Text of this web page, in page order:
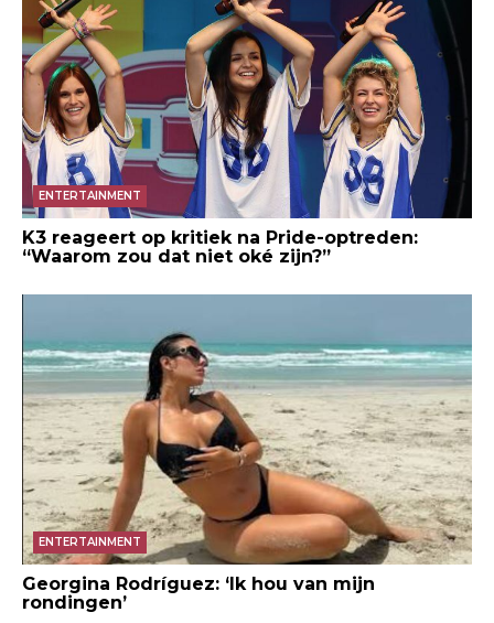
ENTERTAINMENT
K3 reageert op kritiek na Pride-optreden:
“Waarom zou dat niet oké zijn?”
ENTERTAINMENT
Georgina Rodríguez: ‘Ik hou van mijn
rondingen’